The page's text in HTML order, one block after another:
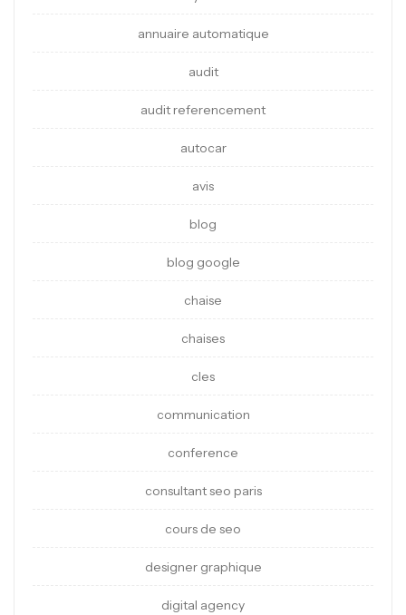
annuaire automatique
audit
audit referencement
autocar
avis
blog
blog google
chaise
chaises
cles
communication
conference
consultant seo paris
cours de seo
designer graphique
digital agency